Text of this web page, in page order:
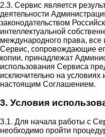
2.3. Сервис является
деятельности
законодательством
интеллектуальной
международного права, все
Сервис, сопровождающие
копии, принадлежат
использования Сервиса
исключительно на
настоящим Соглашением.
3. Условия
3.1. Для начала работы с
необходимо пройти